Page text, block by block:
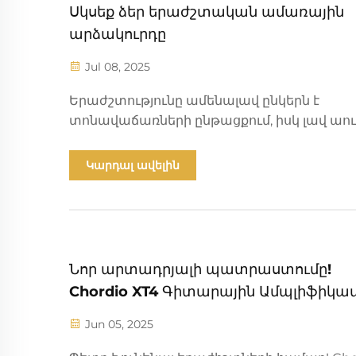
Սկսեք ձեր երաժշտական ամառային
արձակուրդը
Jul 08, 2025
Երաժշտությունը ամենալավ ընկերն է
տոնավաճառների ընթացքում, իսկ լավ
ավելի հուզիչ դարձնել: Chordio-ն
տեխնոլոգիական ապրանք չէ, այլ նաև
Կարդալ ավելին
Նոր արտադրյալի պատրաստումը!
Chordio XT4 Գիտարային
Jun 05, 2025